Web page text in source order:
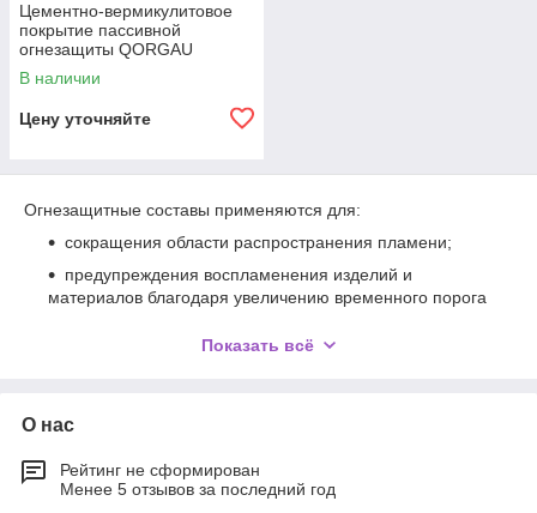
Цементно-вермикулитовое
покрытие пассивной
огнезащиты QORGAU
Verguard PFP
В наличии
Цену уточняйте
Огнезащитные составы применяются для:
сокращения области распространения пламени;
предупреждения воспламенения изделий и
материалов благодаря увеличению временного порога
уменьшения интенсивности и скорости
Показать всё
О нас
Рейтинг не сформирован
Менее 5 отзывов за последний год